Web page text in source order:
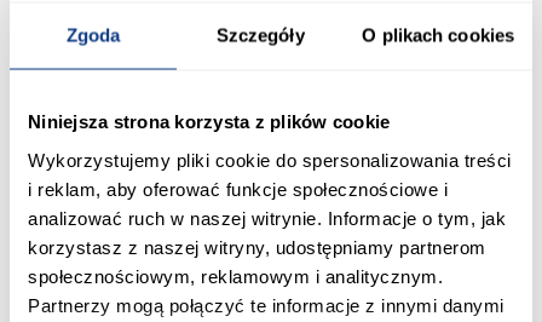
Zgoda Szczegóły O plikach cookies
Niniejsza strona korzysta z plików cookie
Wykorzystujemy pliki cookie do spersonalizowania treści
i reklam, aby oferować funkcje społecznościowe i
analizować ruch w naszej witrynie. Informacje o tym, jak
korzystasz z naszej witryny, udostępniamy partnerom
społecznościowym, reklamowym i analitycznym.
Partnerzy mogą połączyć te informacje z innymi danymi
Lampa Starlight Ml241 LW3
499,99 zł
Lampa Joker Black MLP 6080
Gold LW3
217,99 zł